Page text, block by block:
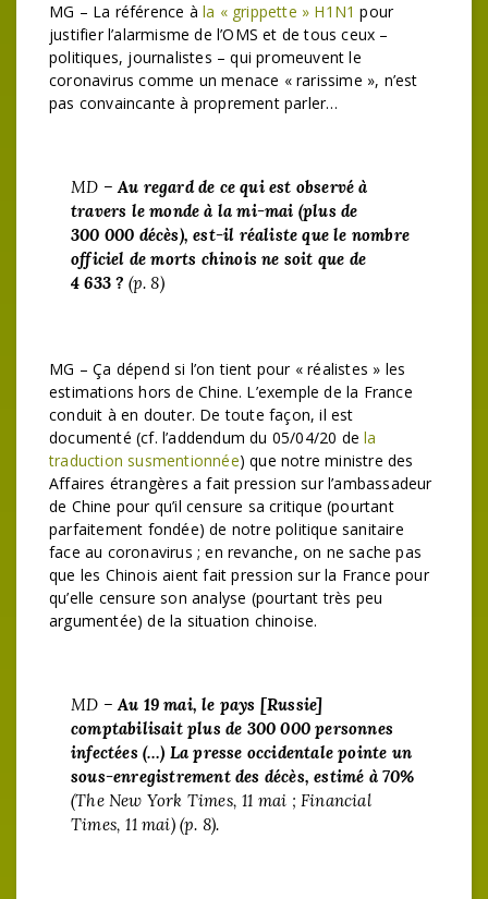
MG – La référence à la « grippette » H1N1 pour
justifier l’alarmisme de l’OMS et de tous ceux –
politiques, journalistes – qui promeuvent le
coronavirus comme un menace « rarissime », n’est
pas convaincante à proprement parler…
MD – Au regard de ce qui est observé à
travers le monde à la mi-mai (plus de
300 000 décès), est-il réaliste que le nombre
officiel de morts chinois ne soit que de
4 633 ? (p. 8)
MG – Ça dépend si l’on tient pour « réalistes » les
estimations hors de Chine. L’exemple de la France
conduit à en douter. De toute façon, il est
documenté (cf. l’addendum du 05/04/20 dela
traduction susmentionnée) que notre ministre des
Affaires étrangères a fait pression sur l’ambassadeur
de Chine pour qu’il censure sa critique (pourtant
parfaitement fondée) de notre politique sanitaire
face au coronavirus ; en revanche, on ne sache pas
que les Chinois aient fait pression sur la France pour
qu’elle censure son analyse (pourtant très peu
argumentée) de la situation chinoise.
MD –Au 19 mai, le pays [Russie]
comptabilisait plus de 300 000 personnes
infectées (…) La presse occidentale pointe un
sous-enregistrement des décès, estimé à 70%
(The New York Times, 11 mai ;Financial
Times, 11 mai) (p. 8).